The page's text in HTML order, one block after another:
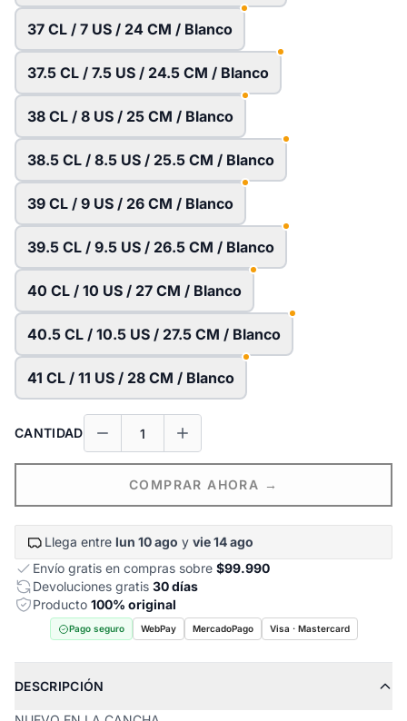
37 CL / 7 US / 24 CM / Blanco
37.5 CL / 7.5 US / 24.5 CM / Blanco
38 CL / 8 US / 25 CM / Blanco
38.5 CL / 8.5 US / 25.5 CM / Blanco
39 CL / 9 US / 26 CM / Blanco
39.5 CL / 9.5 US / 26.5 CM / Blanco
40 CL / 10 US / 27 CM / Blanco
40.5 CL / 10.5 US / 27.5 CM / Blanco
41 CL / 11 US / 28 CM / Blanco
CANTIDAD
COMPRAR AHORA →
Llega entre lun 10 ago y vie 14 ago
Envío gratis en compras sobre $99.990
Devoluciones gratis 30 días
Producto 100% original
Pago seguro WebPay MercadoPago Visa · Mastercard
DESCRIPCIÓN